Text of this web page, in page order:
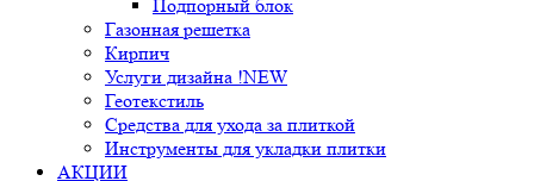
Подпорный блок
Газонная решетка
Кирпич
Услуги дизайна !NEW
Геотекстиль
Средства для ухода за плиткой
Инструменты для укладки плитки
АКЦИИ